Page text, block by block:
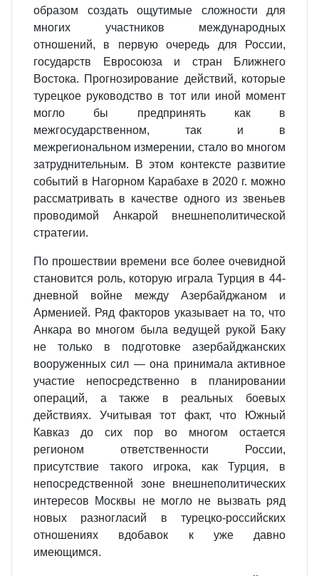
образом создать ощутимые слож­ности для
многих участников международных
отношений, в первую очередь для России,
государств Евросоюза и стран Ближнего
Востока. Прогнозирование действий, которые
турецкое руководство в тот или иной момент
могло бы пред­принять как в
межгосударственном, так и в
межрегиональном измерении, стало во многом
затруднительным. В этом контексте развитие
событий в Нагорном Карабахе в 2020 г. можно
рассматривать в качестве одного из звеньев
проводи­мой Анкарой внешнеполитической
стратегии.
По прошествии времени все более очевидной
становится роль, которую играла Турция в 44-
дневной войне между Азербайджаном и
Арменией. Ряд факторов указывает на то, что
Анкара во многом была ведущей рукой Баку
не только в подготовке азербайджанских
вооруженных сил — она принимала ак­тивное
участие непосредственно в планировании
операций, а также в реальных боевых
действиях. Учитывая тот факт, что Южный
Кавказ до сих пор во мно­гом остается
регионом ответственности России,
присутствие такого игрока, как Турция, в
непосредственной зоне внешнеполитических
интересов Москвы не могло не вызвать ряд
новых разногласий в турецко-российских
отношениях вдобавок к уже давно
имеющимся.